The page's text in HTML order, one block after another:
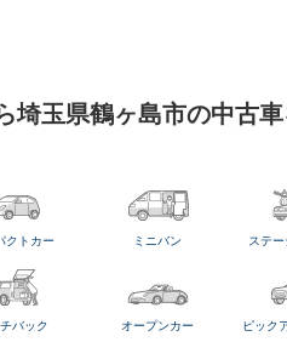
埼玉県鶴ヶ島市の中古
クトカー ミニバン ステ
バック オープンカー ピック